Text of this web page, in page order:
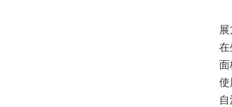
在
使